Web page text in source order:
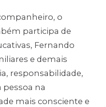
o
participa de
Fernando
e demais
responsabilidade,
pessoa na
mais consciente e